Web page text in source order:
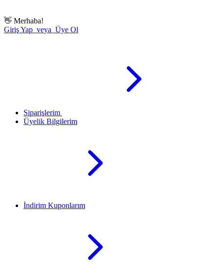
👋 Merhaba!
Giriş Yap veya Üye Ol
Siparişlerim
Üyelik Bilgilerim
İndirim Kuponlarım